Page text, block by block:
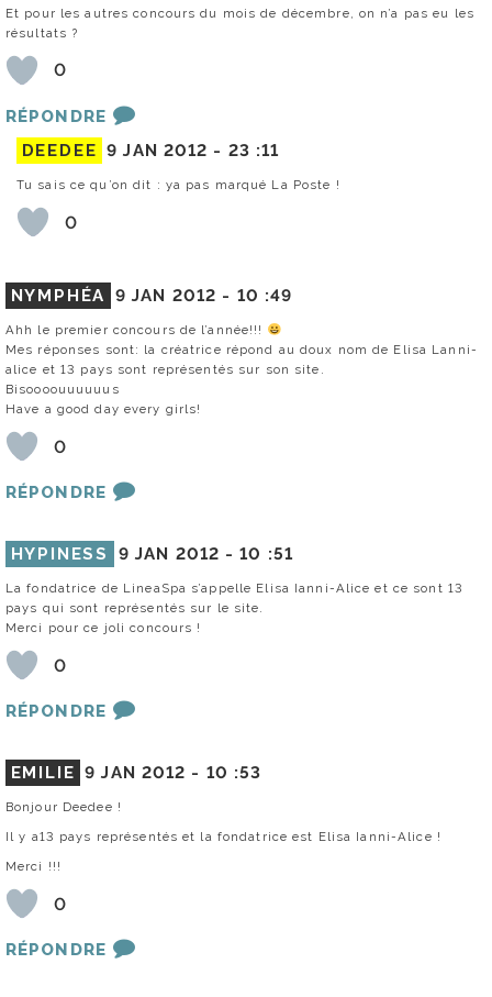
Et pour les autres concours du mois de décembre, on n’a pas eu les
résultats ?
0
RÉPONDRE
DEEDEE 9 JAN 2012 - 23 :11
Tu sais ce qu’on dit : ya pas marqué La Poste !
0
NYMPHÉA 9 JAN 2012 - 10 :49
Ahh le premier concours de l’année!!!
Mes réponses sont: la créatrice répond au doux nom de Elisa Lanni-
alice et 13 pays sont représentés sur son site.
Bisoooouuuuuus
Have a good day every girls!
0
RÉPONDRE
HYPINESS 9 JAN 2012 -10 :51
La fondatrice de LineaSpa s’appelle Elisa Ianni-Alice et ce sont 13
pays qui sont représentés sur le site.
Merci pour ce joli concours !
0
RÉPONDRE
EMILIE 9 JAN 2012 - 10 :53
Bonjour Deedee !
Il y a13 pays représentés et la fondatrice est Elisa Ianni-Alice !
Merci !!!
0
RÉPONDRE